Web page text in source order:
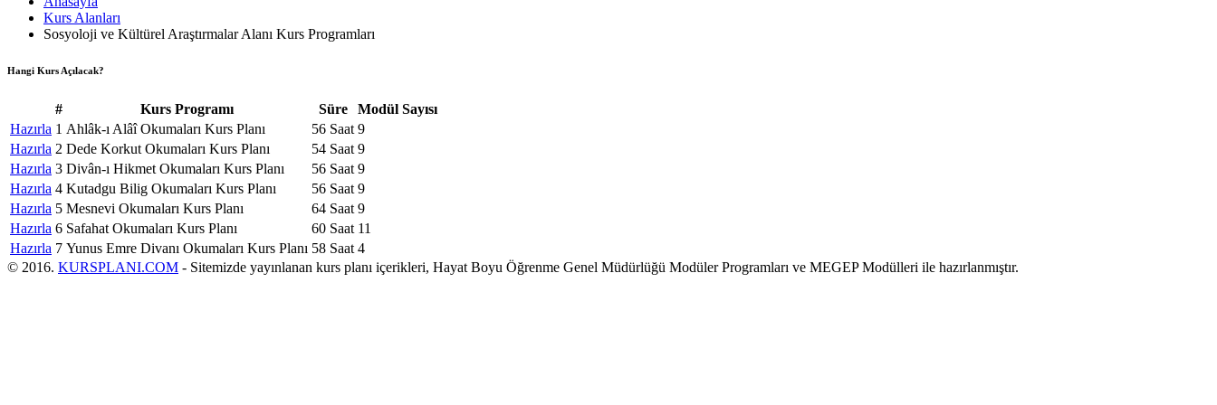
Kurs Alanları
Sosyoloji ve Kültürel Araştırmalar Alanı Kurs Programları
Hangi Kurs Açılacak?
# Kurs Programı Süre
Modül Sayısı
Hazırla 1 Ahlâk-ı Alâî Okumaları Kurs Planı 56 Saat 9
Hazırla 2 Dede Korkut Okumaları Kurs Planı 54 Saat 9
Hazırla 3 Divân-ı Hikmet Okumaları Kurs Planı 56 Saat 9
Hazırla 4 Kutadgu Bilig Okumaları Kurs Planı 56 Saat 9
Hazırla 5 Mesnevi Okumaları Kurs Planı 64 Saat 9
Hazırla 6 Safahat Okumaları Kurs Planı 60 Saat 11
Hazırla 7 Yunus Emre Divanı Okumaları Kurs Planı 58 Saat 4
© 2016. KURSPLANI.COM - Sitemizde yayınlanan kurs planı içerikleri, Hayat Boyu Öğrenme Genel Müdürlüğü Modüler Programları ve MEGEP Modülleri ile hazırlanmıştır.